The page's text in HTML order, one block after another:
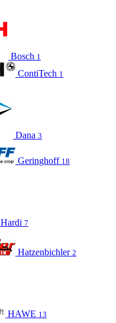
Bosch 1
ContiTech 1
Dana 3
Geringhoff 18
Hardi 7
Hatzenbichler 2
HAWE 13